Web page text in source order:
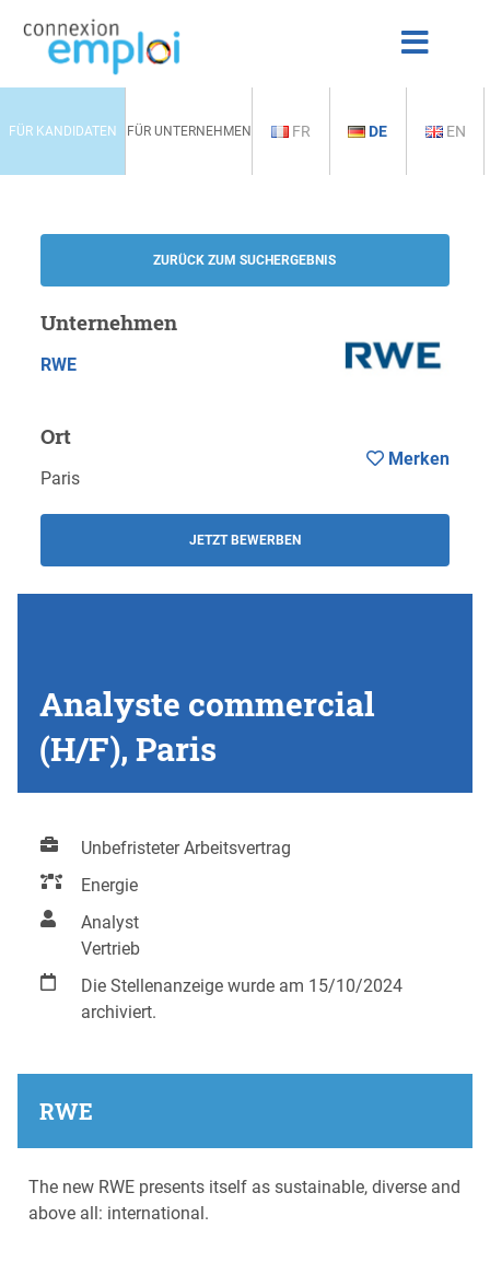
FÜR KANDIDATEN FÜR UNTERNEHMEN FR DE EN
ZURÜCK ZUM SUCHERGEBNIS
Unternehmen
RWE
Ort
Paris
JETZT BEWERBEN
Merken
Analyste commercial
(H/F), Paris
Unbefristeter Arbeitsvertrag
Energie
Analyst
Vertrieb
Die Stellenanzeige wurde am 15/10/2024
archiviert.
RWE
The new RWE presents itself as sustainable, diverse and
above all: international.